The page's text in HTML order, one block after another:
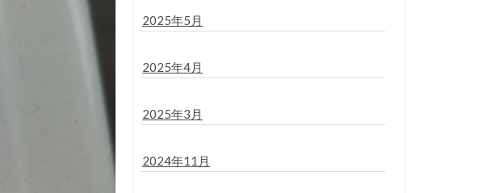
2025年5月
2025年4月
2025年3月
2024年11月